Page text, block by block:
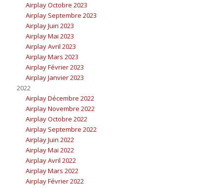
Airplay Octobre 2023
Airplay Septembre 2023
Airplay Juin 2023
Airplay Mai 2023
Airplay Avril 2023
Airplay Mars 2023
Airplay Février 2023
Airplay Janvier 2023
2022
Airplay Décembre 2022
Airplay Novembre 2022
Airplay Octobre 2022
Airplay Septembre 2022
Airplay Juin 2022
Airplay Mai 2022
Airplay Avril 2022
Airplay Mars 2022
Airplay Février 2022